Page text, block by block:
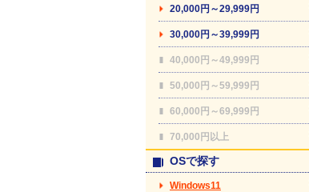
20,000円～29,999円
30,000円～39,999円
40,000円～49,999円
50,000円～59,999円
60,000円～69,999円
70,000円以上
OSで探す
Windows11